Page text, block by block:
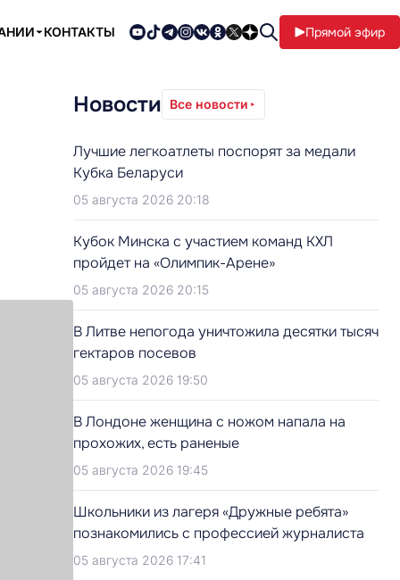
КОНТАКТЫ Прямой эфир
Новости Все новости
Лучшие легкоатлеты поспорят за медали
Кубка Беларуси
05 августа 2026 20:18
Кубок Минска с участием команд КХЛ
пройдет на «Олимпик-Арене»
05 августа 2026 20:15
В Литве непогода уничтожила десятки тысяч
гектаров посевов
05 августа 2026 19:50
В Лондоне женщина с ножом напала на
прохожих, есть раненые
05 августа 2026 19:45
Школьники из лагеря «Дружные ребята»
познакомились с профессией журналиста
05 августа 2026 17:41